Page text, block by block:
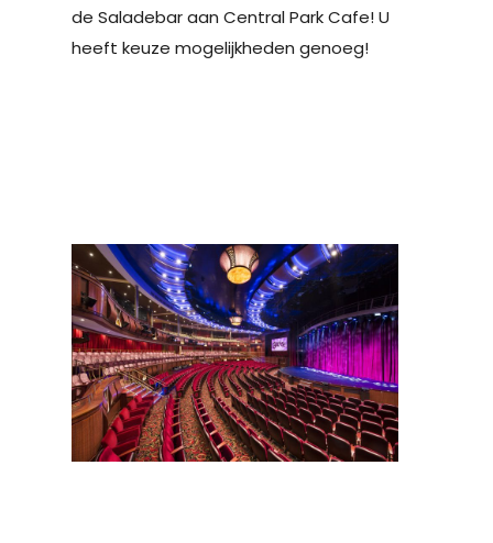
de Saladebar aan Central Park Cafe! U
heeft keuze mogelijkheden genoeg!